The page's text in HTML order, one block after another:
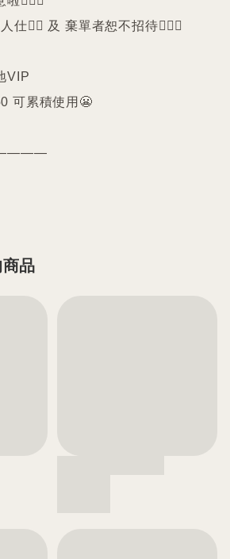
仕🙅‍♀️ 及 棄單者恕不招待🙇🏻‍♀️
VIP
可累積使用😬
品